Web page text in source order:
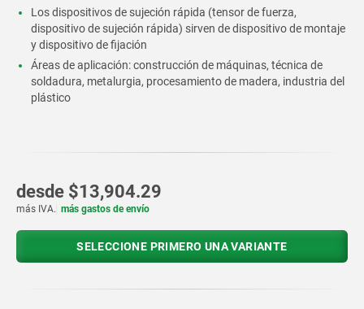
Los dispositivos de sujeción rápida (tensor de fuerza,
dispositivo de sujeción rápida) sirven de dispositivo de montaje
y dispositivo de fijación
Áreas de aplicación: construcción de máquinas, técnica de
soldadura, metalurgia, procesamiento de madera, industria del
plástico
desde $13,904.29
más IVA. más gastos de envío
SELECCIONE PRIMERO UNA VARIANTE